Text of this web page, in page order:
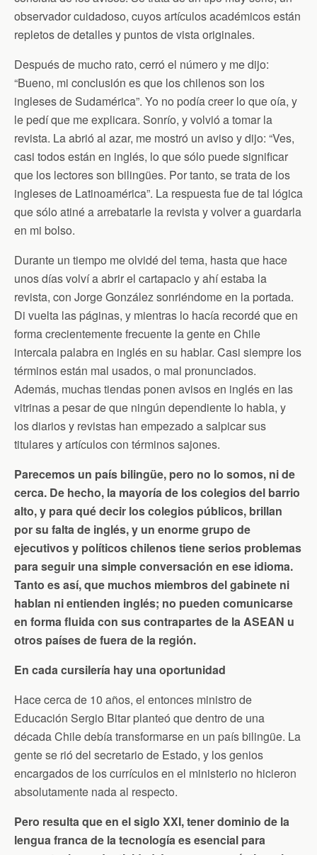
observador cuidadoso, cuyos artículos académicos están
repletos de detalles y puntos de vista originales.
Después de mucho rato, cerró el número y me dijo:
“Bueno, mi conclusión es que los chilenos son los
ingleses de Sudamérica”. Yo no podía creer lo que oía, y
le pedí que me explicara. Sonrío, y volvió a tomar la
revista. La abrió al azar, me mostró un aviso y dijo: “Ves,
casi todos están en inglés, lo que sólo puede significar
que los lectores son bilingües. Por tanto, se trata de los
ingleses de Latinoamérica”. La respuesta fue de tal lógica
que sólo atiné a arrebatarle la revista y volver a guardarla
en mi bolso.
Durante un tiempo me olvidé del tema, hasta que hace
unos días volví a abrir el cartapacio y ahí estaba la
revista, con Jorge González sonriéndome en la portada.
Di vuelta las páginas, y mientras lo hacía recordé que en
forma crecientemente frecuente la gente en Chile
intercala palabra en inglés en su hablar. Casi siempre los
términos están mal usados, o mal pronunciados.
Además, muchas tiendas ponen avisos en inglés en las
vitrinas a pesar de que ningún dependiente lo habla, y
los diarios y revistas han empezado a salpicar sus
titulares y artículos con términos sajones.
Parecemos un país bilingüe, pero no lo somos, ni de
cerca. De hecho, la mayoría de los colegios del barrio
alto, y para qué decir los colegios públicos, brillan
por su falta de inglés, y un enorme grupo de
ejecutivos y políticos chilenos tiene serios problemas
para seguir una simple conversación en ese idioma.
Tanto es así, que muchos miembros del gabinete ni
hablan ni entienden inglés; no pueden comunicarse
en forma fluida con sus contrapartes de la ASEAN u
otros países de fuera de la región.
En cada cursilería hay una oportunidad
Hace cerca de 10 años, el entonces ministro de
Educación Sergio Bitar planteó que dentro de una
década Chile debía transformarse en un país bilingüe. La
gente se rió del secretario de Estado, y los genios
encargados de los currículos en el ministerio no hicieron
absolutamente nada al respecto.
Pero resulta que en el siglo XXI, tener dominio de la
lengua franca de la tecnología es esencial para